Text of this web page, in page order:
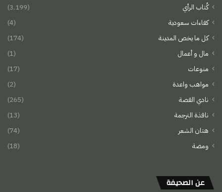
كُتاب الرأي
(3٬199)
كفاءات سعودية
(4)
كل ما يخص المدينة
(174)
مال و أعمال
(1)
منوعات
(17)
مواهب واعدة
(2)
نادي القصة
(265)
نافذة الترجمة
(13)
هتان الشعر
(74)
ومضة
(18)
عن الصحيفة